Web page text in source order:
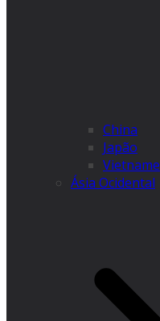
China
Japão
Vietname
Ásia Ocidental